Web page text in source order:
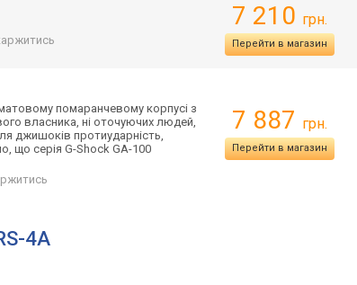
7 210 грн.
Перейти в магазин
помаранчевому корпусі з
власника, ні оточуючих людей,
джишоків протиударність,
що серія G-Shock GA-100
7 887 грн.
Перейти в магазин
4A